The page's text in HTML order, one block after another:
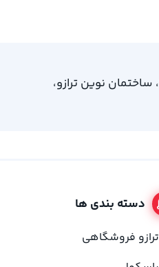
مشهد، میدان امام خمینی، امام خمینی 61، ساختمان نوین ترازو،
دسته بندی ها
ترازو فروشگاهی